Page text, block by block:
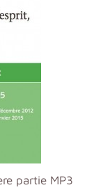
partie MP3